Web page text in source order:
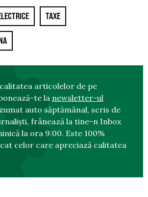
TAXE
articolelor de pe
te la newsletter-ul
auto săptămânal, scris de
frânează la tine-n Inbox
la ora 9:00. Este 100%
celor care apreciază calitatea